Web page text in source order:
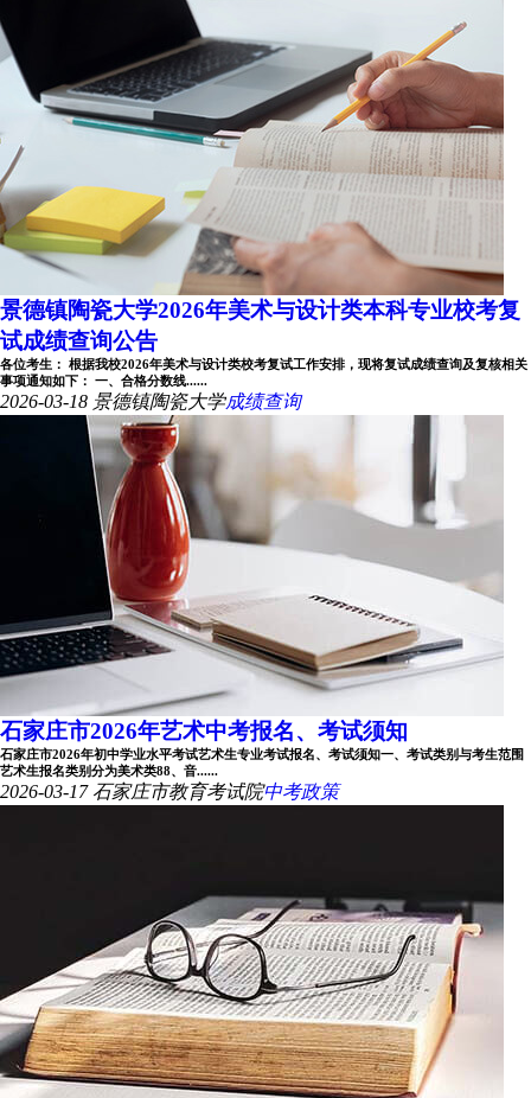
景德镇陶瓷大学2026年美术与设计类本科专业校考复
试成绩查询公告
各位考生： 根据我校2026年美术与设计类校考复试工作安排，现将复试成绩查询及复核相关
事项通知如下： 一、合格分数线......
2026-03-18 景德镇陶瓷大学成绩查询
石家庄市2026年艺术中考报名、考试须知
石家庄市2026年初中学业水平考试艺术生专业考试报名、考试须知一、考试类别与考生范围
艺术生报名类别分为美术类88、音......
2026-03-17 石家庄市教育考试院中考政策